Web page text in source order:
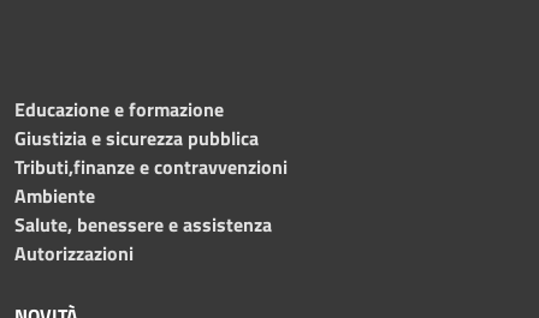
Educazione e formazione
Giustizia e sicurezza pubblica
Tributi,finanze e contravvenzioni
Ambiente
Salute, benessere e assistenza
Autorizzazioni